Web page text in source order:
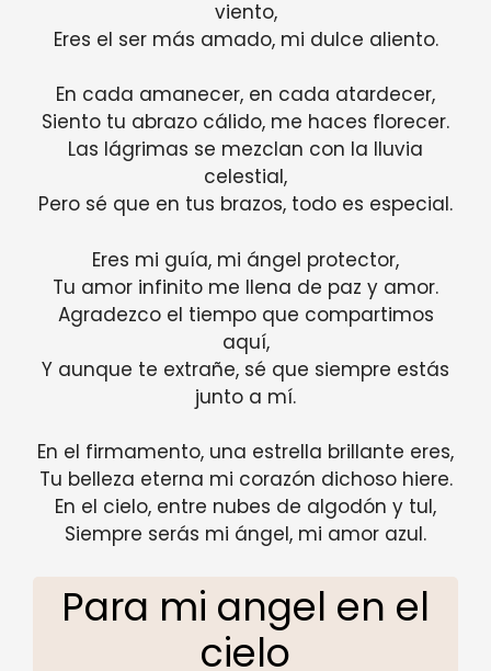
viento,
Eres el ser más amado, mi dulce aliento.
En cada amanecer, en cada atardecer,
Siento tu abrazo cálido, me haces florecer.
Las lágrimas se mezclan con la lluvia
celestial,
Pero sé que en tus brazos, todo es especial.
Eres mi guía, mi ángel protector,
Tu amor infinito me llena de paz y amor.
Agradezco el tiempo que compartimos
aquí,
Y aunque te extrañe, sé que siempre estás
junto a mí.
En el firmamento, una estrella brillante eres,
Tu belleza eterna mi corazón dichoso hiere.
En el cielo, entre nubes de algodón y tul,
Siempre serás mi ángel, mi amor azul.
Para mi angel en el
cielo